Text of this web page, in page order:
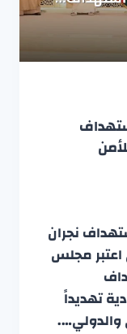
نجران
اعتبر مجلس
تهديداً
والدولي….